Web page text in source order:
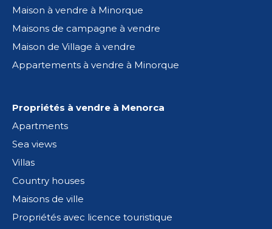
Maison à vendre à Minorque
Maisons de campagne à vendre
Maison de Village à vendre
Appartements à vendre à Minorque
Propriétés à vendre à Menorca
Apartments
Sea views
Villas
Country houses
Maisons de ville
Propriétés avec licence touristique